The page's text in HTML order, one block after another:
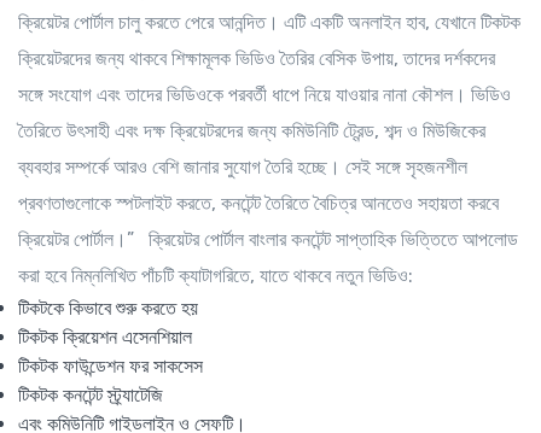
ক্রিয়েটর পোর্টাল চালু করতে পেরে আনন্দিত। এটি একটি অনলাইন হাব, যেখানে টিকটক
ক্রিয়েটরদের জন্য থাকবে শিক্ষামূলক ভিডিও তৈরির বেসিক উপায়, তাদের দর্শকদের
সঙ্গে সংযোগ এবং তাদের ভিডিওকে পরবর্তী ধাপে নিয়ে যাওয়ার নানা কৌশল। ভিডিও
তৈরিতে উৎসাহী এবং দক্ষ ক্রিয়েটরদের জন্য কমিউনিটি ট্রেন্ড, শব্দ ও মিউজিকের
ব্যবহার সম্পর্কে আরও বেশি জানার সুযোগ তৈরি হচ্ছে। সেই সঙ্গে সৃহজনশীল
প্রবণতাগুলোকে স্পটলাইট করতে, কনটেন্ট তৈরিতে বৈচিত্র আনতেও সহায়তা করবে
ক্রিয়েটর পোর্টাল।” ক্রিয়েটর পোর্টাল বাংলার কনটেন্ট সাপ্তাহিক ভিত্তিতে আপলোড
করা হবে নিম্নলিখিত পাঁচটি ক্যাটাগরিতে, যাতে থাকবে নতুন ভিডিও:
টিকটকে কিভাবে শুরু করতে হয়
টিকটক ক্রিয়েশন এসেনশিয়াল
টিকটক ফাউন্ডেশন ফর সাকসেস
টিকটক কনটেন্ট স্ট্র্যাটেজি
এবং কমিউনিটি গাইডলাইন ও সেফটি।